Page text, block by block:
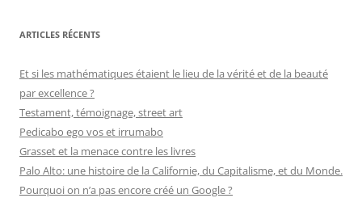
ARTICLES RÉCENTS
Et si les mathématiques étaient le lieu de la vérité et de la beauté
par excellence ?
Testament, témoignage, street art
Pedicabo ego vos et irrumabo
Grasset et la menace contre les livres
Palo Alto: une histoire de la Californie, du Capitalisme, et du Monde.
Pourquoi on n’a pas encore créé un Google ?